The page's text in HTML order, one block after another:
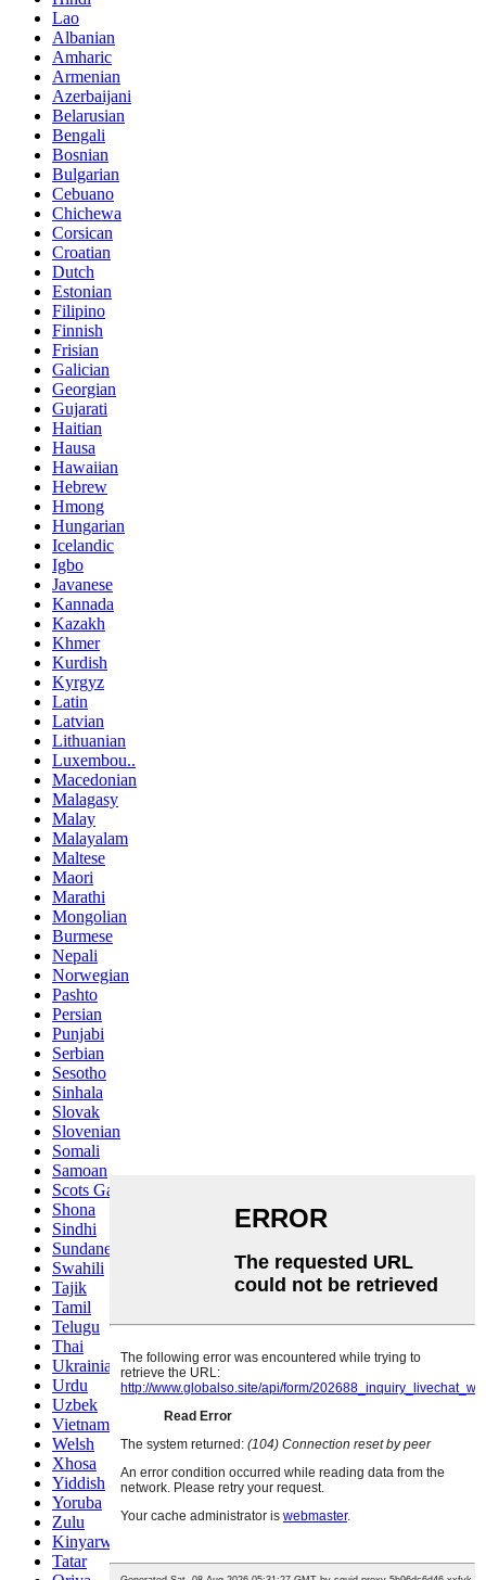
Lao
Albanian
Amharic
Armenian
Azerbaijani
Belarusian
Bengali
Bosnian
Bulgarian
Cebuano
Chichewa
Corsican
Croatian
Dutch
Estonian
Filipino
Finnish
Frisian
Galician
Georgian
Gujarati
Haitian
Hausa
Hawaiian
Hebrew
Hmong
Hungarian
Icelandic
Igbo
Javanese
Kannada
Kazakh
Khmer
Kurdish
Kyrgyz
Latin
Latvian
Lithuanian
Luxembou..
Macedonian
Malagasy
Malay
Malayalam
Maltese
Maori
Marathi
Mongolian
Burmese
Nepali
Norwegian
Pashto
Persian
Punjabi
Serbian
Sesotho
Sinhala
Slovak
Slovenian
Somali
Samoan
Scots Gaelic
Shona
Sindhi
Sundanese
Swahili
Tajik
Tamil
Telugu
Thai
Ukrainian
Urdu
Uzbek
Vietnamese
Welsh
Xhosa
Yiddish
Yoruba
Zulu
Kinyarwanda
Tatar